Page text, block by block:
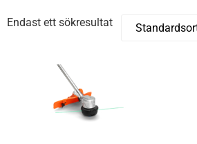
Endast ett sökresultat